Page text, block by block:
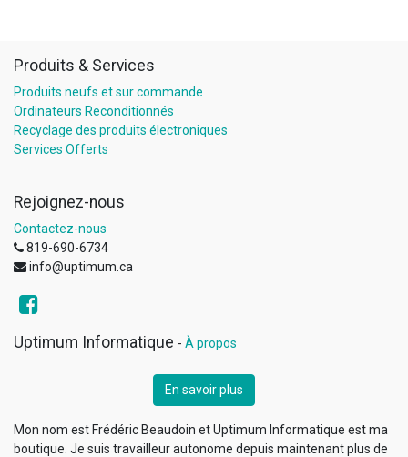
Produits & Services
Produits neufs et sur commande
Ordinateurs Reconditionnés
Recyclage des produits électroniques
Services Offerts
Rejoignez-nous
Contactez-nous
819-690-6734
info@uptimum.ca
Uptimum Informatique - À propos
En savoir plus
Mon nom est Frédéric Beaudoin et Uptimum Informatique est ma
boutique. Je suis travailleur autonome depuis maintenant plus de